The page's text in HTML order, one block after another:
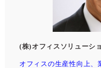
(株)オフィスソリューシ
オフィスの生産性向上、